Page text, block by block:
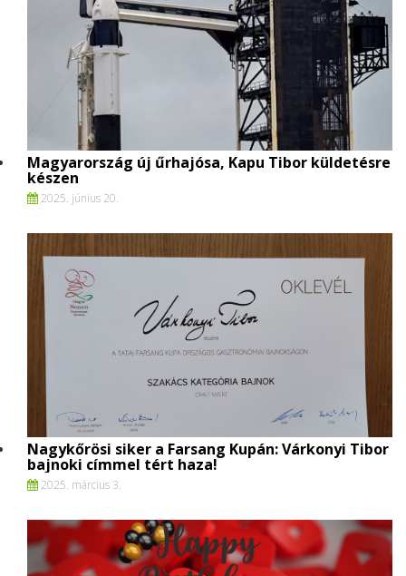
Magyarország új űrhajósa, Kapu Tibor küldetésre
készen
2025. június 20.
Nagykőrösi siker a Farsang Kupán: Várkonyi Tibor
bajnoki címmel tért haza!
2025. március 3.